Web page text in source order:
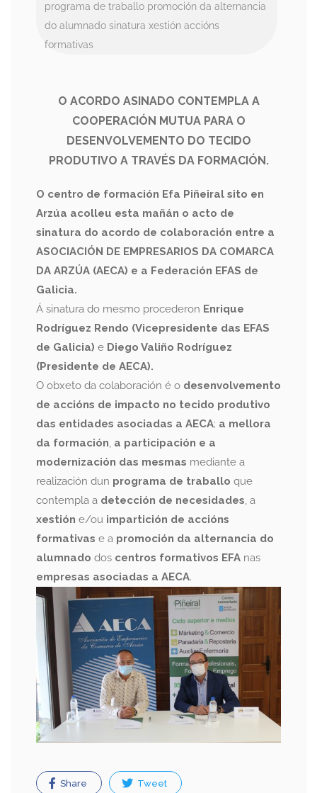
programa de traballo promoción da alternancia
do alumnado sinatura xestión accións
formativas
O ACORDO ASINADO CONTEMPLA A
COOPERACIÓN MUTUA PARA O
DESENVOLVEMENTO DO TECIDO
PRODUTIVO A TRAVÉS DA FORMACIÓN.
O centro de formación Efa Piñeiral sito en
Arzúa acolleu esta mañán o acto de
sinatura do acordo de colaboración entre a
ASOCIACIÓN DE EMPRESARIOS DA COMARCA
DA ARZÚA (AECA) e a Federación EFAS de
Galicia.
Á sinatura do mesmo procederon Enrique
Rodríguez Rendo (Vicepresidente das EFAS
de Galicia) e Diego Valiño Rodríguez
(Presidente de AECA).
O obxeto da colaboración é o desenvolvemento
de accións de impacto no tecido produtivo
das entidades asociadas a AECA; a mellora
da formación, a participación e a
modernización das mesmas mediante a
realización dun programa de traballo que
contempla a detección de necesidades, a
xestión e/ou impartición de accións
formativas e a promoción da alternancia do
alumnado dos centros formativos EFA nas
empresas asociadas a AECA.
Share Tweet